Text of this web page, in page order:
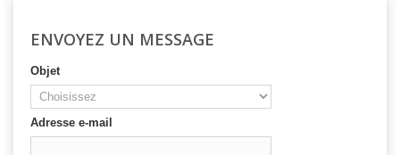
ENVOYEZ UN MESSAGE
Objet
Adresse e-mail